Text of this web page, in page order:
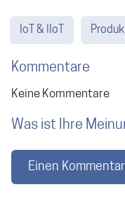
IoT & IIoT
Kommentare
Keine Kommentare
Was ist Ihre
Einen